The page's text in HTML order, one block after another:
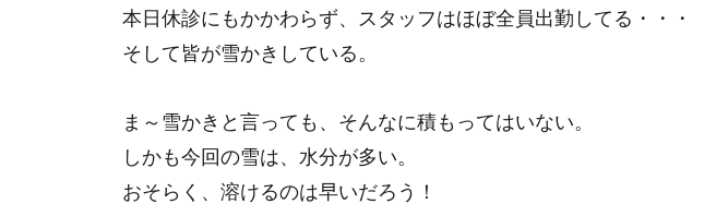
本日休診にもかかわらず、スタッフはほぼ全員出勤してる・・・
そして皆が雪かきしている。
ま～雪かきと言っても、そんなに積もってはいない。
しかも今回の雪は、水分が多い。
おそらく、溶けるのは早いだろう！